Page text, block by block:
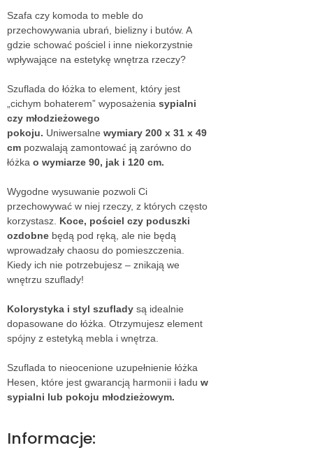
Szafa czy komoda to meble do
przechowywania ubrań, bielizny i butów. A
gdzie schować pościel i inne niekorzystnie
wpływające na estetykę wnętrza rzeczy?
Szuflada do łóżka to element, który jest
„cichym bohaterem” wyposażenia sypialni
czy młodzieżowego
pokoju. Uniwersalne wymiary 200 x 31 x 49
cm pozwalają zamontować ją zarówno do
łóżka o wymiarze 90, jak i 120 cm.
Wygodne wysuwanie pozwoli Ci
przechowywać w niej rzeczy, z których często
korzystasz. Koce, pościel czy poduszki
ozdobne będą pod ręką, ale nie będą
wprowadzały chaosu do pomieszczenia.
Kiedy ich nie potrzebujesz – znikają we
wnętrzu szuflady!
Kolorystyka i styl szuflady są idealnie
dopasowane do łóżka. Otrzymujesz element
spójny z estetyką mebla i wnętrza.
Szuflada to nieocenione uzupełnienie łóżka
Hesen, które jest gwarancją harmonii i ładu w
sypialni lub pokoju młodzieżowym.
Informacje: